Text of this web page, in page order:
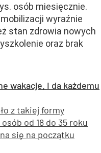
osób miesięcznie.
wyraźnie
stan zdrowia nowych
oraz brak
wakacje. I da każdemu
z takiej formy
od 18 do 35 roku
się na początku